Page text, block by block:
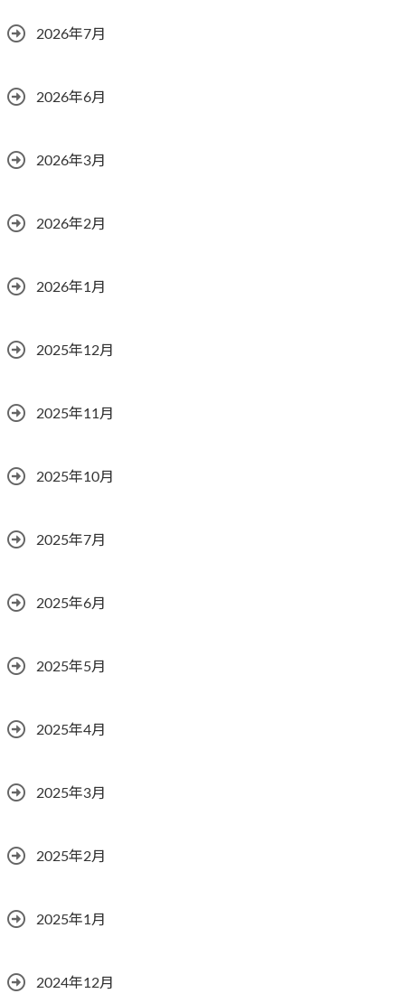
2026年7月
2026年6月
2026年3月
2026年2月
2026年1月
2025年12月
2025年11月
2025年10月
2025年7月
2025年6月
2025年5月
2025年4月
2025年3月
2025年2月
2025年1月
2024年12月